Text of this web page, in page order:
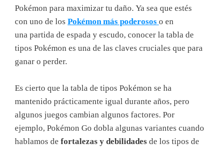
Pokémon para maximizar tu daño. Ya sea que estés
con uno de los Pokémon más poderosos o en
una partida de espada y escudo, conocer la tabla de
tipos Pokémon es una de las claves cruciales que para
ganar o perder.
Es cierto que la tabla de tipos Pokémon se ha
mantenido prácticamente igual durante años, pero
algunos juegos cambian algunos factores. Por
ejemplo, Pokémon Go dobla algunas variantes cuando
hablamos de fortalezas y debilidades de los tipos de